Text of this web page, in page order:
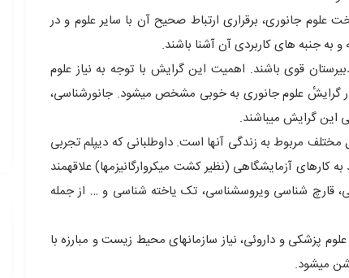
جانوری، برقرارى ارتباط صحیح آن با سایر علوم و در
به جنبه هاى کاربردى آن آشنا باشند.
قوى باشند. اهمیت این گرایش با توجه به نیاز علوم
گرایشٔ علوم جانورى به خوبى مشخص میشود. جانورشناسی،
گرایش میباشند.
مربوط به زندگى آنها است. داوطلبانى که دیپلم تجربى
کارهاى آزمایشگاهى (نظیر کشت میکروارگانیزمها) علاقهمند
قارچ شناسى ویروسشناسی، تک یاخته شناسى و … از جمله
پزشکى و داروئی، نیاز سازمانهاى محیط زیست و مبارزه با
میشود.